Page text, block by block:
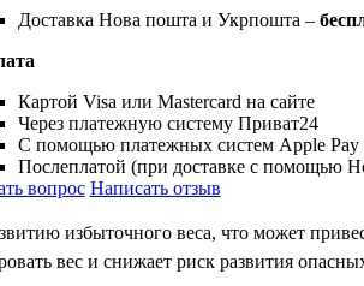
Доставка Нова пошта и Укрпошта –
Картой Visa или Mastercard на сайте
Через платежную систему Приват24
С помощью платежных систем Apple Pay
Послеплатой (при доставке с помощью
вопрос Написать отзыв
избыточного веса, что может
вес и снижает риск развития